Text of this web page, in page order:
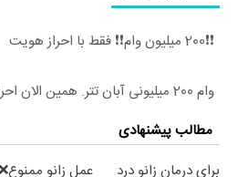
❗❗200 میلیون وام❗❗ فقط با احراز هویت
وام 200 میلیونی آبان تتر. همین الان احراز هویت کن!
مطالب پیشنهادی
برای درمان زانو درد
عمل زانو